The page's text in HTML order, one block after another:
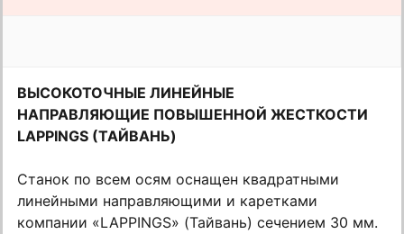
ВЫСОКОТОЧНЫЕ ЛИНЕЙНЫЕ
НАПРАВЛЯЮЩИЕ ПОВЫШЕННОЙ ЖЕСТКОСТИ
LAPPINGS (ТАЙВАНЬ)
Станок по всем осям оснащен квадратными
линейными направляющими и каретками
компании «LAPPINGS» (Тайвань) сечением 30 мм.